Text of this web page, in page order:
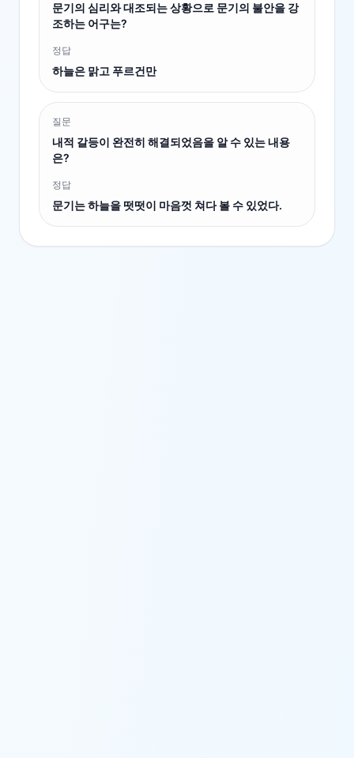
문기의 심리와 대조되는 상황으로 문기의 불안을 강
조하는 어구는?
정답
하늘은 맑고 푸르건만
질문
내적 갈등이 완전히 해결되었음을 알 수 있는 내용
은?
정답
문기는 하늘을 떳떳이 마음껏 쳐다 볼 수 있었다.